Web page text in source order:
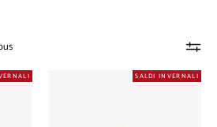
Sneakers
SALDI INVERNALI